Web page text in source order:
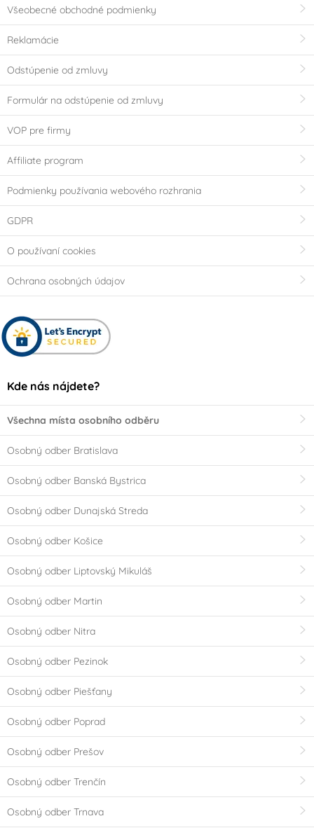
Všeobecné obchodné podmienky
Reklamácie
Odstúpenie od zmluvy
Formulár na odstúpenie od zmluvy
VOP pre firmy
Affiliate program
Podmienky používania webového rozhrania
GDPR
O používaní cookies
Ochrana osobných údajov
Kde nás nájdete?
Všechna místa osobního odběru
Osobný odber Bratislava
Osobný odber Banská Bystrica
Osobný odber Dunajská Streda
Osobný odber Košice
Osobný odber Liptovský Mikuláš
Osobný odber Martin
Osobný odber Nitra
Osobný odber Pezinok
Osobný odber Piešťany
Osobný odber Poprad
Osobný odber Prešov
Osobný odber Trenčín
Osobný odber Trnava